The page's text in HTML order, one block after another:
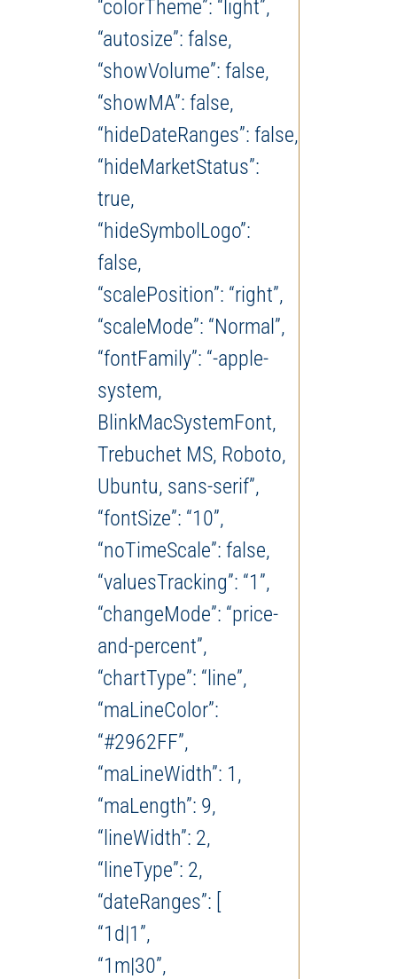
“colorTheme”: “light”,
“autosize”: false,
“showVolume”: false,
“showMA”: false,
“hideDateRanges”: false,
“hideMarketStatus”:
true,
“hideSymbolLogo”:
false,
“scalePosition”: “right”,
“scaleMode”: “Normal”,
“fontFamily”: “-apple-
system,
BlinkMacSystemFont,
Trebuchet MS, Roboto,
Ubuntu, sans-serif”,
“fontSize”: “10”,
“noTimeScale”: false,
“valuesTracking”: “1”,
“changeMode”: “price-
and-percent”,
“chartType”: “line”,
“maLineColor”:
“#2962FF”,
“maLineWidth”: 1,
“maLength”: 9,
“lineWidth”: 2,
“lineType”: 2,
“dateRanges”: [
“1d|1”,
“1m|30”,